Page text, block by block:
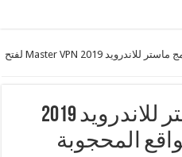
تحميل برنامج ماستر للاندرويد 2019 Master VPN لفتح
تحميل برنامج ماستر للاندرويد 2019